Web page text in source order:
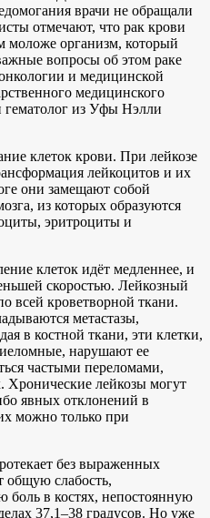
врачи не обращали
отмечают, что рак крови
моложе организм, который
вопросы об этом раке
и медицинской
медицинского
гематолог из Уфы Нэлли
клеток крови. При лейкозе
лейкоцитов и их
они замещают собой
из которых образуются
эритроциты и
клеток идёт медленнее, и
скоростью. Лейкозный
всей кроветворной ткани.
метастазы,
в костной ткани, эти клетки,
нарушают ее
частыми переломами,
Хронические лейкозы могут
явных отклонений в
можно только при
без выраженных
общую слабость,
боль в костях, непостоянную
37,1–38 градусов. Но уже